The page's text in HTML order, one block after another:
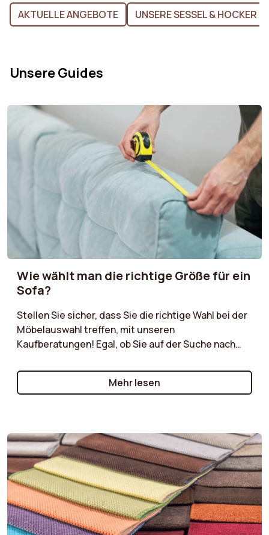
AKTUELLE ANGEBOTE UNSERE SESSEL & HOCKER
Unsere Guides
Wie wählt man die richtige Größe für ein
Sofa?
Stellen Sie sicher, dass Sie die richtige Wahl bei der
Möbelauswahl treffen, mit unseren
Kaufberatungen! Egal, ob Sie auf der Suche nach
einem praktischen Pouf sind, unsere
Kaufberatungen bieten wertvolle Ratschläge für
Stile, Größen und Funktionen, um die richtigen
Entscheidungen zu treffen, die Ihren Bedürfnissen
und Ihrem Lebensstil entsprechen. Un...
Mehr lesen